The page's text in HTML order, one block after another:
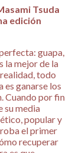
Tsuda
edición
guapa,
la mejor de la
todo
es ganarse los
Cuando por fin
su media
popular y
el primer
recuperar